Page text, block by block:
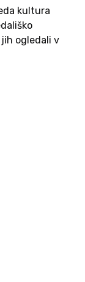
kultura
ogledali v
pred